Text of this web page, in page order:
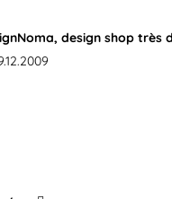
design shop très